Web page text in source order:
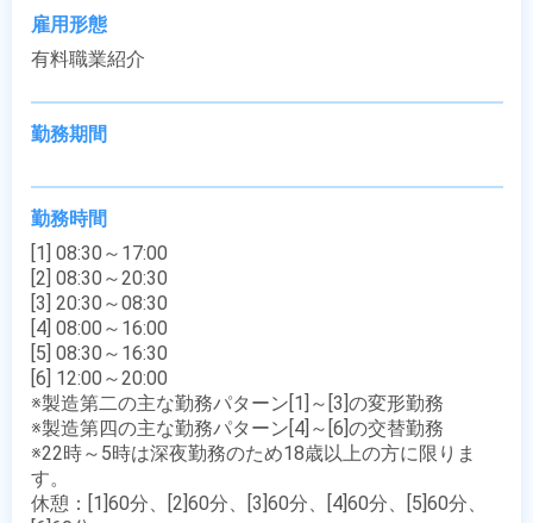
雇用形態
有料職業紹介
勤務期間
勤務時間
[1] 08:30～17:00
[2] 08:30～20:30
[3] 20:30～08:30
[4] 08:00～16:00
[5] 08:30～16:30
[6] 12:00～20:00
※製造第二の主な勤務パターン[1]～[3]の変形勤務
※製造第四の主な勤務パターン[4]～[6]の交替勤務
※22時～5時は深夜勤務のため18歳以上の方に限りま
す。
休憩：[1]60分、[2]60分、[3]60分、[4]60分、[5]60分、